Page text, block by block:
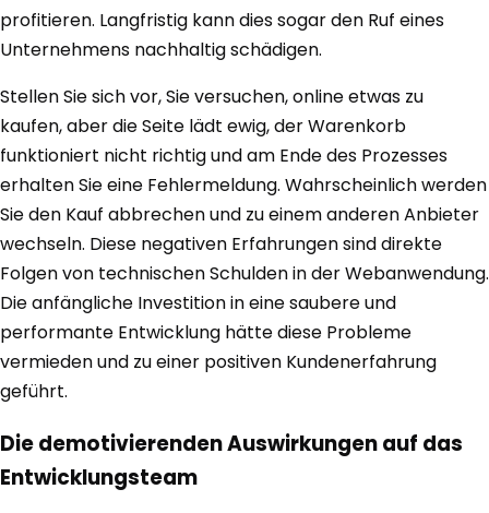
profitieren. Langfristig kann dies sogar den Ruf eines
Unternehmens nachhaltig schädigen.
Stellen Sie sich vor, Sie versuchen, online etwas zu
kaufen, aber die Seite lädt ewig, der Warenkorb
funktioniert nicht richtig und am Ende des Prozesses
erhalten Sie eine Fehlermeldung. Wahrscheinlich werden
Sie den Kauf abbrechen und zu einem anderen Anbieter
wechseln. Diese negativen Erfahrungen sind direkte
Folgen von technischen Schulden in der Webanwendung.
Die anfängliche Investition in eine saubere und
performante Entwicklung hätte diese Probleme
vermieden und zu einer positiven Kundenerfahrung
geführt.
Die demotivierenden Auswirkungen auf das
Entwicklungsteam